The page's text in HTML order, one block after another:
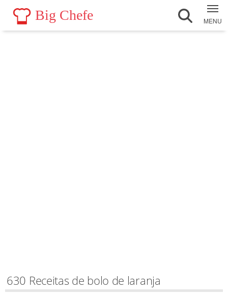
Big Chefe MENU
630 Receitas de bolo de laranja